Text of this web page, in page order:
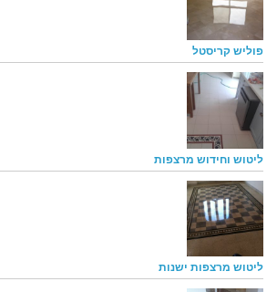
פוליש קריסטל
ליטוש וחידוש מרצפות
ליטוש מרצפות ישנות